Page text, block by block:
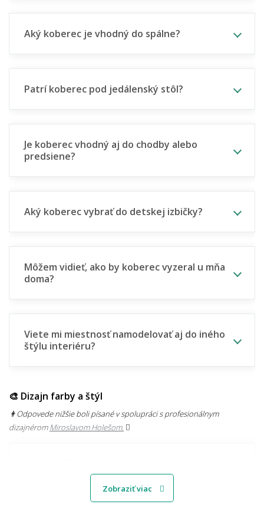
Aký koberec je vhodný do spálne?
Patrí koberec pod jedálenský stôl?
Je koberec vhodný aj do chodby alebo
predsiene?
Aký koberec vybrať do detskej izbičky?
Môžem vidieť, ako by koberec vyzeral u mňa
doma?
Viete mi miestnosť namodelovať aj do iného
štýlu interiéru?
🎨 Dizajn farby a štýl
👨‍Odpovede nižšie boli písané v spolupráci s profesionálnym
dizajnéromMiroslavom Holešom.
Zobraziť viac